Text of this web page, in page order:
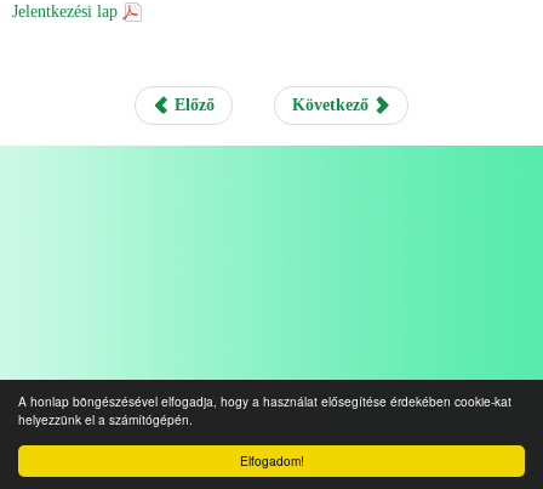
Elfogadom!
A honlap böngészésével elfogadja, hogy a használat elősegítése érdekében cookie-kat
helyezzünk el a számítógépén.
Jelentkezési lap
Előző Következő